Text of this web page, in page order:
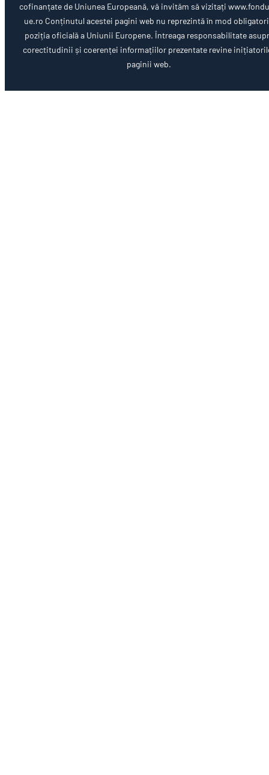
cofinanțate de Uniunea Europeană, vă invităm să vizitați
ue.ro Conținutul acestei pagini web nu reprezintă în mod
poziția oficială a Uniunii Europene. Întreaga responsabilitate
corectitudinii și coerenței informațiilor prezentate revine
paginii web.